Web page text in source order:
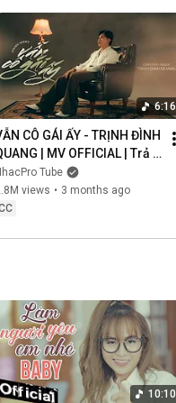
6:16
CÔ GÁI ẤY - TRỊNH ĐÌNH
| MV OFFICIAL | Trả
Em Quá Khứ Đau Lòng
Lỗi Vì Làm Em Khóc
Tube
views • 3 months ago
10:10